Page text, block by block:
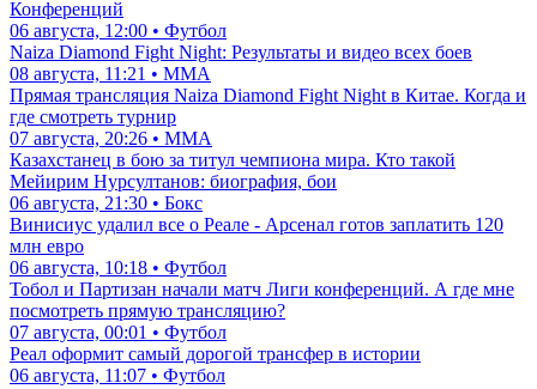
Конференций
06 августа, 12:00 • Футбол
Naiza Diamond Fight Night: Результаты и видео всех боев
08 августа, 11:21 • ММА
Прямая трансляция Naiza Diamond Fight Night в Китае. Когда и
где смотреть турнир
07 августа, 20:26 • ММА
Казахстанец в бою за титул чемпиона мира. Кто такой
Мейирим Нурсултанов: биография, бои
06 августа, 21:30 • Бокс
Винисиус удалил все о Реале - Арсенал готов заплатить 120
млн евро
06 августа, 10:18 • Футбол
Тобол и Партизан начали матч Лиги конференций. А где мне
посмотреть прямую трансляцию?
07 августа, 00:01 • Футбол
Реал оформит самый дорогой трансфер в истории
06 августа, 11:07 • Футбол